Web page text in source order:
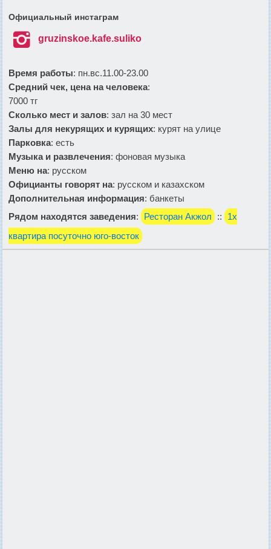
Официальный инстаграм
 gruzinskoe.kafe.suliko
Время работы: пн.вс.11.00-23.00
Средний чек, цена на человека:
7000 тг
Сколько мест и залов: зал на 30 мест
Залы для некурящих и курящих: курят на улице
Парковка: есть
Музыка и развлечения: фоновая музыка
Меню на: русском
Официанты говорят на: русском и казахском
Дополнительная информация: банкеты
Рядом находятся заведения: Ресторан Акжол ::
1х
квартира посуточно юго-восток